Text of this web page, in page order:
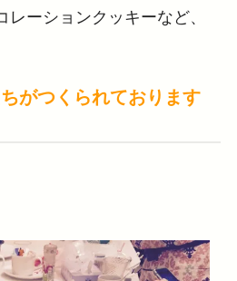
レーションクッキーなど、
がつくられております